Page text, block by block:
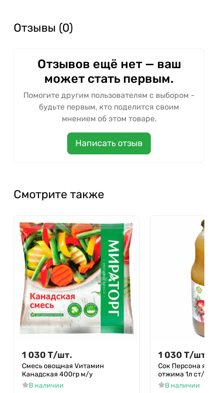
Отзывы (0)
Отзывов ещё нет — ваш
может стать первым.
Помогите другим пользователям с выбором -
будьте первым, кто поделится своим
мнением об этом товаре.
Написать отзыв
Смотрите также
1 030 Т/шт.
Смесь овощная Vитамин
Канадская 400гр м/у
В наличии
1 030 Т/шт.
Сок Персона
отжима 1л ст/б
В наличии